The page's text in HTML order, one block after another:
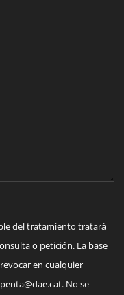
del tratamiento tratará
o petición. La base
en cualquier
. No se